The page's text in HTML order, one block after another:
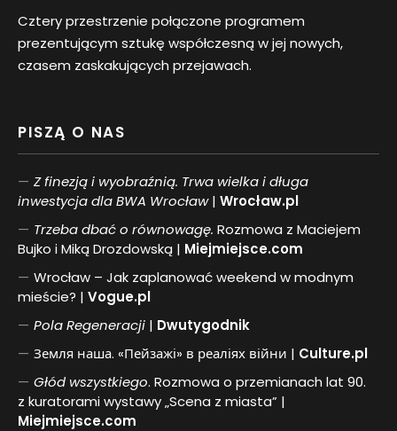
Cztery przestrzenie połączone programem
prezentującym sztukę współczesną w jej nowych,
czasem zaskakujących przejawach.
PISZĄ O NAS
Z finezją i wyobraźnią. Trwa wielka i długa
inwestycja dla BWA Wrocław| Wrocław.pl
Trzeba dbać o równowagę. Rozmowa z Maciejem
Bujko i Miką Drozdowską | Miejmiejsce.com
Wrocław – Jak zaplanować weekend w modnym
mieście? | Vogue.pl
PolaRegeneracji | Dwutygodnik
Земля наша. «Пейзажі» в реаліях війни | Culture.pl
Głód wszystkiego. Rozmowa o przemianach lat 90.
z kuratorami wystawy „Scena z miasta” |
Miejmiejsce.com